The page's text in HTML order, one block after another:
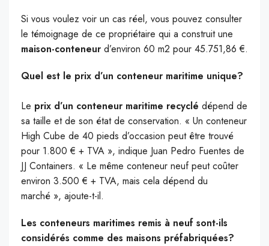
Si vous voulez voir un cas réel, vous pouvez consulter
le témoignage de ce propriétaire qui a construit une
maison-conteneur d’environ 60 m2 pour 45.751,86 €.
Quel est le prix d’un conteneur maritime unique?
Le prix d’un conteneur maritime recyclé dépend de
sa taille et de son état de conservation. « Un conteneur
High Cube de 40 pieds d’occasion peut être trouvé
pour 1.800 € + TVA », indique Juan Pedro Fuentes de
JJ Containers. « Le même conteneur neuf peut coûter
environ 3.500 € + TVA, mais cela dépend du
marché », ajoute-t-il.
Les conteneurs maritimes remis à neuf sont-ils
considérés comme des maisons préfabriquées?